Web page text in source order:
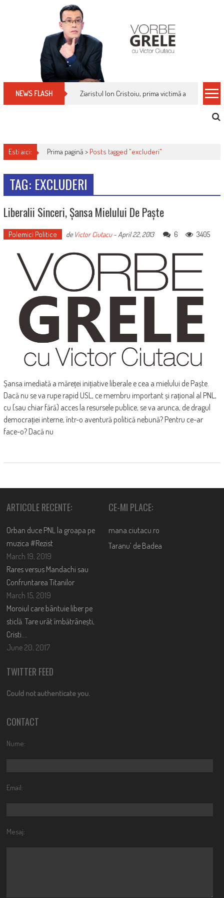
NEWS FLASH Ziaristul Ion Cristoiu, prima victimă a noi
Esti aici: Prima pagină > Posts tagged "excluderi"
TAG: EXCLUDERI
Liberalii Sinceri, Șansa Mielului De Paște
Polemici Politice de Victor Ciutacu-April 22, 2013 6 3405
Șansa imediată a măreței inițiative liberale e cea a mielului de Paște.
Dacă nu se va rupe rapid USL, ce membru important și rațional al PNL,
cu (sau chiar fără) acces la resursele publice, se va arunca, de dragul
democrației interne, într-o aventură politică nebună? Pentru ce-ar
face-o? Dacă nu
ARTICOLE RECENTE:
Orban duce PNL la groapa pe
muzica #Rezist
March 19, 2019
Rares versus Mandachi sau
Confruntarea Titanilor
March 15, 2019
Moroiul care bântuie liber pe
sticlă. Tare urât îmbătrânești,
Cristi….
June 20, 2017
CE-MI PLACE:
mana.ciutacu.ro
Taranu’ de Badea
TWITTER FEED
Could not authenticate you.
CONTACT
Nume:
Email:
Mesaj: